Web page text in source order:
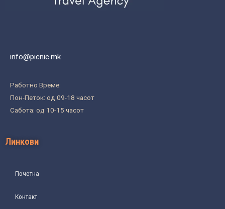
info@picnic.mk
Работно Време:
Пон-Петок: од 09-18 часот
Сабота: од 10-15 часот
Линкови
Почетна
Контакт